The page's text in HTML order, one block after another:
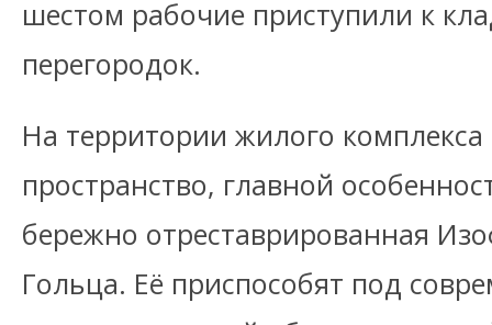
шестом рабочие приступили к
перегородок.
На территории жилого
пространство, главной
бережно отреставрированная
Гольца. Её приспособят под